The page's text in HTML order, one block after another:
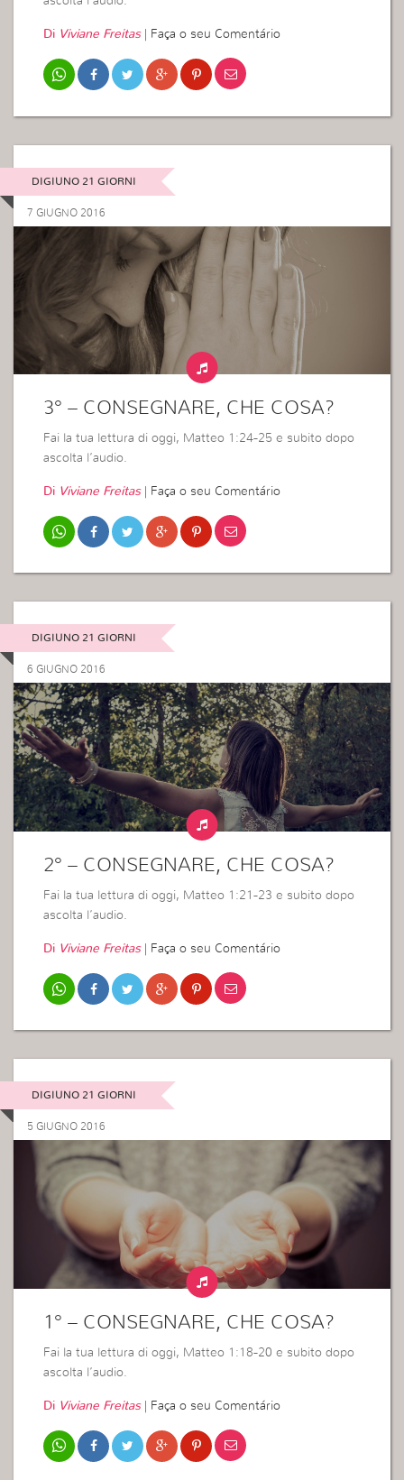
Di Viviane Freitas| Faça o seu Comentário
DIGIUNO 21 GIORNI
7 GIUGNO 2016
3° – CONSEGNARE, CHE COSA?
Fai la tua lettura di oggi, Matteo 1:24-25 e subito dopo
ascolta l’audio.
Di Viviane Freitas| Faça o seu Comentário
DIGIUNO 21 GIORNI
6 GIUGNO 2016
2° – CONSEGNARE, CHE COSA?
Fai la tua lettura di oggi, Matteo 1:21-23 e subito dopo
ascolta l’audio.
Di Viviane Freitas| Faça o seu Comentário
DIGIUNO 21 GIORNI
5 GIUGNO 2016
1° – CONSEGNARE, CHE COSA?
Fai la tua lettura di oggi, Matteo 1:18-20 e subito dopo
ascolta l’audio.
Di Viviane Freitas| Faça o seu Comentário